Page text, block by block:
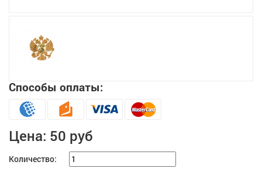
Способы оплаты:
Цена: 50 руб
Количество: